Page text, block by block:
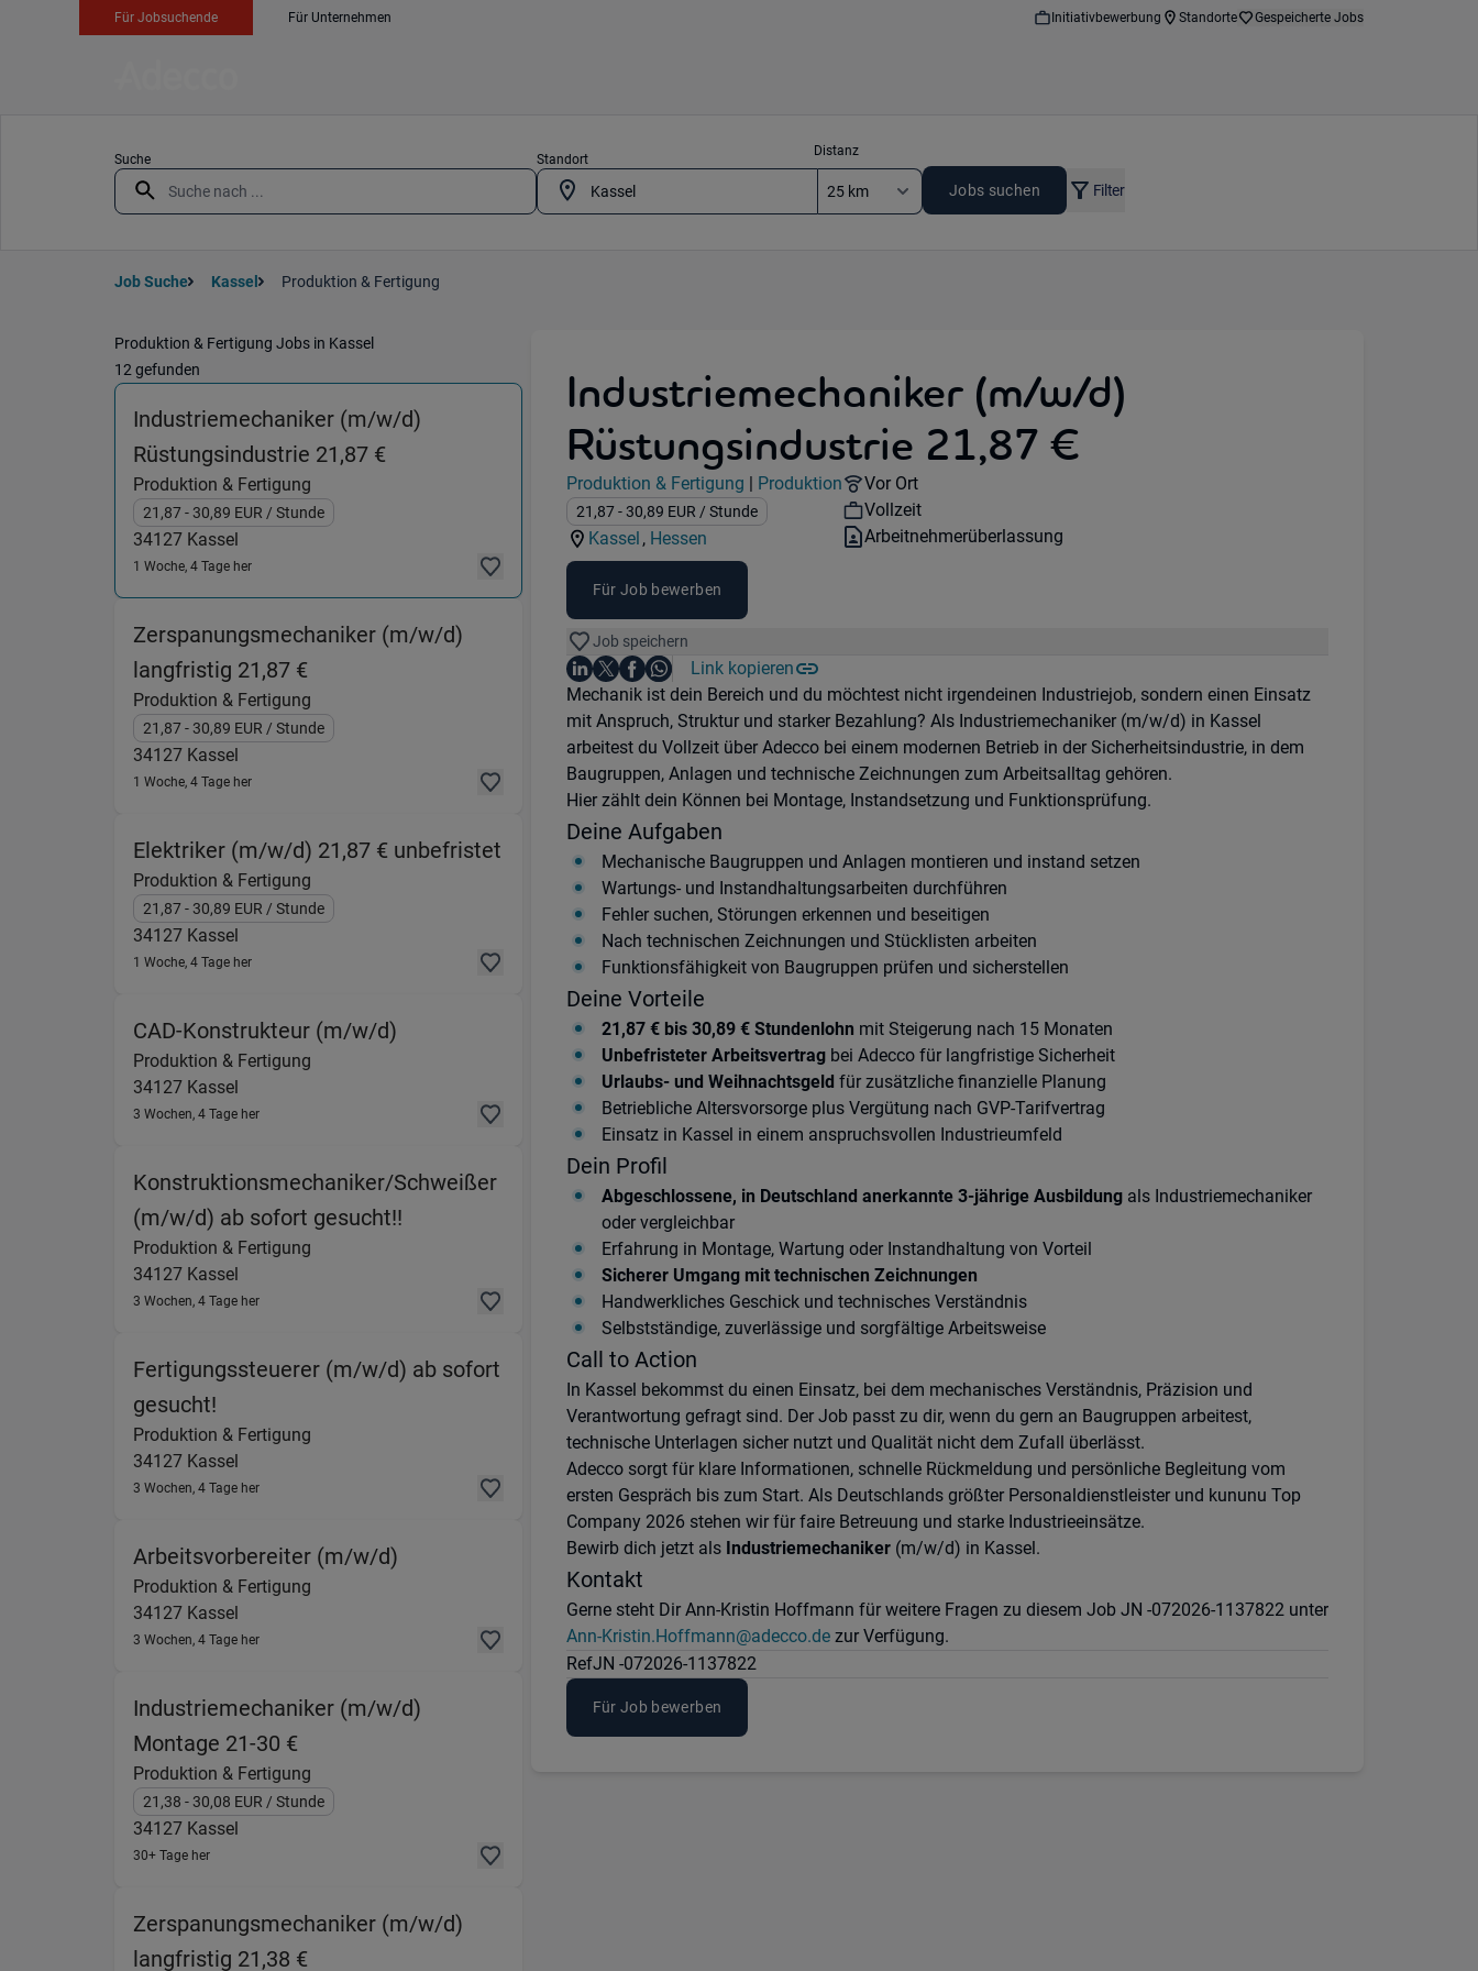
Für Jobsuchende Für Unternehmen Initiativbewerbung Standorte Gespeicherte Jobs
Suche Standort
Distanz
Jobs suchen Filter
Job Suche Kassel Produktion & Fertigung
Produktion & Fertigung Jobs in Kassel
12 gefunden
Industriemechaniker (m/w/d)
Rüstungsindustrie 21,87 € (Produktion & Fertigung) in 34127 Kassel
Produktion & Fertigung
21,87- 30,89 EUR / Stunde
34127 Kassel
1 Woche, 4 Tage her
Zerspanungsmechaniker (m/w/d)
langfristig 21,87 € (Produktion & Fertigung) in 34127 Kassel
Produktion & Fertigung
21,87- 30,89 EUR / Stunde
34127 Kassel
1 Woche, 4 Tage her
Elektriker (m/w/d) 21,87 € unbefristet (Produktion & Fertigung) in 34127 Kassel
Produktion & Fertigung
21,87- 30,89 EUR / Stunde
34127 Kassel
1 Woche, 4 Tage her
CAD-Konstrukteur (m/w/d) (Produktion & Fertigung) in 34127 Kassel
Produktion & Fertigung
34127 Kassel
3 Wochen, 4 Tage her
Konstruktionsmechaniker/Schweißer
(m/w/d) ab sofort gesucht!! (Produktion & Fertigung) in 34127 Kassel
Produktion & Fertigung
34127 Kassel
3 Wochen, 4 Tage her
Fertigungssteuerer (m/w/d) ab sofort
gesucht! (Produktion & Fertigung) in 34127 Kassel
Produktion & Fertigung
34127 Kassel
3 Wochen, 4 Tage her
Arbeitsvorbereiter (m/w/d) (Produktion & Fertigung) in 34127 Kassel
Produktion & Fertigung
34127 Kassel
3 Wochen, 4 Tage her
Industriemechaniker (m/w/d)
Montage 21-30 € (Produktion & Fertigung) in 34127 Kassel
Produktion & Fertigung
21,38 - 30,08 EUR / Stunde
34127 Kassel
30+ Tage her
Zerspanungsmechaniker (m/w/d)
langfristig 21,38 €
Industriemechaniker (m/w/d)
Rüstungsindustrie 21,87 €
Jobdetails
Kategorie:
Produktion & Fertigung |
Industry:
Produktion
Gehalt:
21,87 - 30,89 EUR / Stunde
Standorte:
Kassel ,
Region:
Hessen
Remote Option:
Vor Ort
Workhours:
Vollzeit
Vertragsart:
Arbeitnehmerüberlassung
Für Job bewerben
Job speichern
Teile diesen Job
Auf LinkedIn teilen
Auf X teilen
Auf Facebook teilen
Auf WhatsApp teilen
Link kopieren
Einleitung
Mechanik ist dein Bereich und du möchtest nicht irgendeinen Industriejob, sondern einen Einsatz
mit Anspruch, Struktur und starker Bezahlung? Als Industriemechaniker (m/w/d) in Kassel
arbeitest du Vollzeit über Adecco bei einem modernen Betrieb in der Sicherheitsindustrie, in dem
Baugruppen, Anlagen und technische Zeichnungen zum Arbeitsalltag gehören.
Hier zählt dein Können bei Montage, Instandsetzung und Funktionsprüfung.
Deine Aufgaben
Mechanische Baugruppen und Anlagen montieren und instand setzen
Wartungs- und Instandhaltungsarbeiten durchführen
Fehler suchen, Störungen erkennen und beseitigen
Nach technischen Zeichnungen und Stücklisten arbeiten
Funktionsfähigkeit von Baugruppen prüfen und sicherstellen
Deine Vorteile
21,87 € bis 30,89 € Stundenlohn mit Steigerung nach 15 Monaten
Unbefristeter Arbeitsvertragbei Adecco für langfristige Sicherheit
Urlaubs- und Weihnachtsgeld für zusätzliche finanzielle Planung
Betriebliche Altersvorsorge plus Vergütung nach GVP-Tarifvertrag
Einsatz in Kassel in einem anspruchsvollen Industrieumfeld
Dein Profil
Abgeschlossene, in Deutschland anerkannte 3-jährige Ausbildungals Industriemechaniker
oder vergleichbar
Erfahrung in Montage, Wartung oder Instandhaltung von Vorteil
Sicherer Umgang mit technischen Zeichnungen
Handwerkliches Geschick und technisches Verständnis
Selbstständige, zuverlässige und sorgfältige Arbeitsweise
Call to Action
In Kassel bekommst du einen Einsatz, bei dem mechanisches Verständnis, Präzision und
Verantwortung gefragt sind. Der Job passt zu dir, wenn du gern an Baugruppen arbeitest,
technische Unterlagen sicher nutzt und Qualität nicht dem Zufall überlässt.
Adecco sorgt für klare Informationen, schnelle Rückmeldung und persönliche Begleitung vom
ersten Gespräch bis zum Start. Als Deutschlands größter Personaldienstleister und kununu Top
Company 2026 stehen wir für faire Betreuung und starke Industrieeinsätze.
Bewirb dich jetzt als Industriemechaniker (m/w/d) in Kassel.
Kontakt
Gerne steht Dir Ann-Kristin Hoffmann für weitere Fragen zu diesem Job JN -072026-1137822 unter
Ann-Kristin.Hoffmann@adecco.dezur Verfügung.
RefJN -072026-1137822
Für Job bewerben